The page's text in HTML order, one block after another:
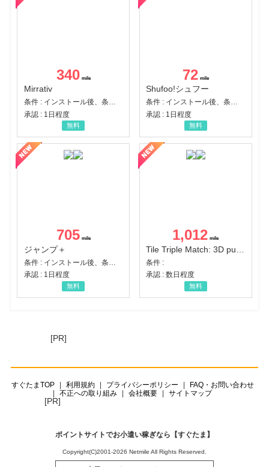
340
Mirrativ
条件 : インストール後、条件達成
承認 : 1日程度
無料
72
Shufoo!シュフー
条件 : インストール後、条件達成
承認 : 1日程度
無料
705
ジャンプ＋
承認 : 1日程度
無料
1,012
条件 :
承認 : 数日程度
無料
[PR]
すぐたまTOP 利用規約 プライバシーポリシー
FAQ・お問い合わせ
不正への取り組み
会社概要 サイトマップ
[PR]
ポイントサイトでお小遣い稼ぎなら【すぐたま】
Copyright(C)2001-2026 Netmile All Rights Reserved.